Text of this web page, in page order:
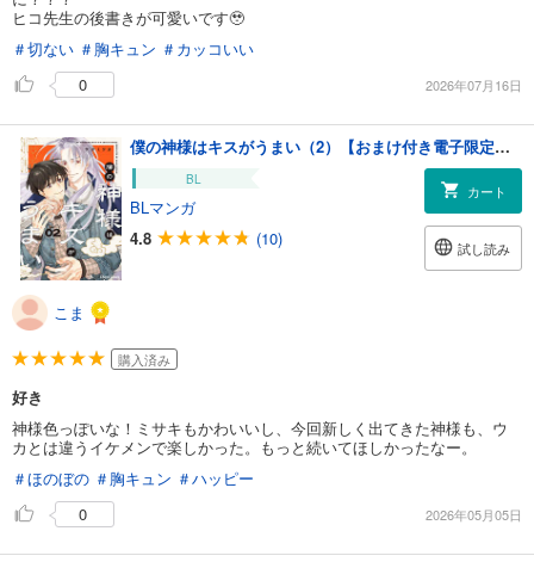
ヒコ先生の後書きが可愛いです🥹
＃切ない ＃胸キュン ＃カッコいい
0
2026年07月16日
僕の神様はキスがうまい（2）【おまけ付き電子限定版】
BL
BLマンガ
4.8
(10)
カート
試し読み
こま
購入済み
好き
神様色っぽいな！ミサキもかわいいし、今回新しく出てきた神様も、ウ
カとは違うイケメンで楽しかった。もっと続いてほしかったなー。
＃ほのぼの ＃胸キュン ＃ハッピー
0
2026年05月05日